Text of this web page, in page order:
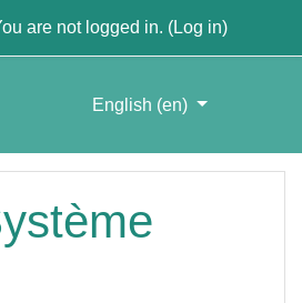
are not logged in. (Log in)
English ‎(en)‎